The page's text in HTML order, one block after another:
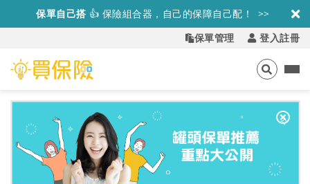
保單自己搭 👍 保險組合器，自己的保障自己配！ >>
保單管理
登入註冊